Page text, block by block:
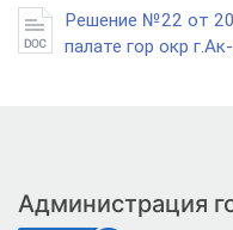
Решение №22 от
палате гор окр
Администрация